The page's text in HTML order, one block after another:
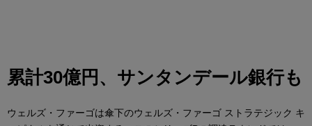
累計30億円、サンタンデール銀行も
ウェルズ・ファーゴは傘下のウェルズ・ファーゴ ストラテジック キ